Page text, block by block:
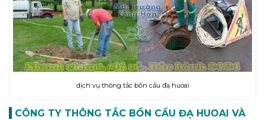
dịch vụ thông tắc bồn cầu đạ huoai
CÔNG TY THÔNG TẮC BỒN CẦU ĐẠ HUOAI VÀ